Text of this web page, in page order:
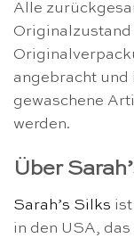
Alle
angebracht und
gewaschene
werden.
Über
Sarah’s Silks
in den USA,